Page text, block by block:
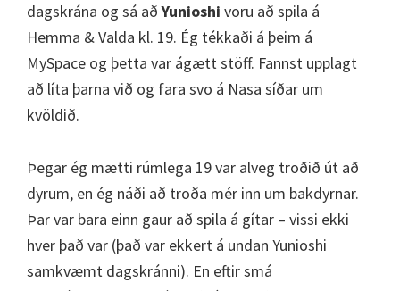
dagskrána og sá aðYunioshi voru að spila á
Hemma & Valda kl. 19. Ég tékkaði á þeim á
MySpace og þetta var ágætt stöff. Fannst upplagt
að líta þarna við og fara svo á Nasa síðar um
kvöldið.
Þegar ég mætti rúmlega 19 var alveg troðið út að
dyrum, en ég náði að troða mér inn um bakdyrnar.
Þar var bara einn gaur að spila á gítar – vissi ekki
hver það var (það var ekkert á undan Yunioshi
samkvæmt dagskránni). En eftir smá